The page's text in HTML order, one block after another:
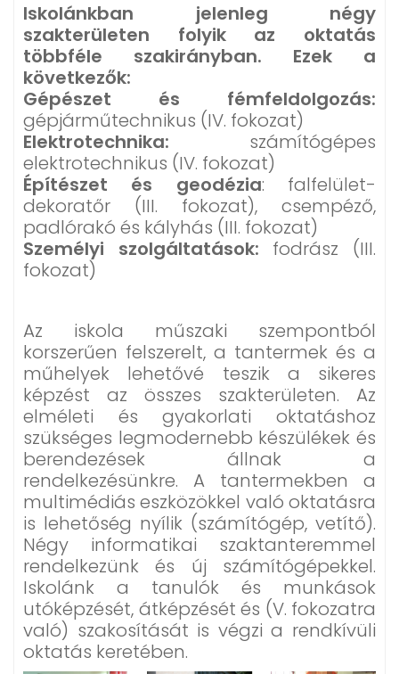
Iskolánkban jelenleg négy
szakterületen folyik az oktatás
többféle szakirányban. Ezek a
következők:
Gépészet és fémfeldolgozás:
gépjárműtechnikus (IV. fokozat)
Elektrotechnika: számítógépes
elektrotechnikus (IV. fokozat)
Építészet és geodézia: falfelület-
dekoratőr (III. fokozat), csempéző,
padlórakó és kályhás (III. fokozat)
Személyi szolgáltatások: fodrász (III.
fokozat)
Az iskola műszaki szempontból
korszerűen felszerelt, a tantermek és a
műhelyek lehetővé teszik a sikeres
képzést az összes szakterületen. Az
elméleti és gyakorlati oktatáshoz
szükséges legmodernebb készülékek és
berendezések állnak a
rendelkezésünkre. A tantermekben a
multimédiás eszközökkel való oktatásra
is lehetőség nyílik (számítógép, vetítő).
Négy informatikai szaktanteremmel
rendelkezünk és új számítógépekkel.
Iskolánk a tanulók és munkások
utóképzését, átképzését és (V. fokozatra
való) szakosítását is végzi a rendkívüli
oktatás keretében.